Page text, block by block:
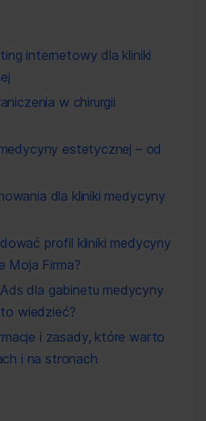
internetowy dla kliniki
w chirurgii
estetycznej – od
dla kliniki medycyny
profil kliniki medycyny
Moja Firma?
dla gabinetu medycyny
wiedzieć?
i zasady, które warto
i na stronach